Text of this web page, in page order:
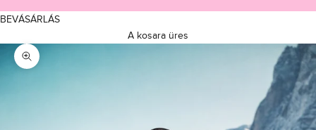
BEVÁSÁRLÁS
A kosara üres
Nagyítás